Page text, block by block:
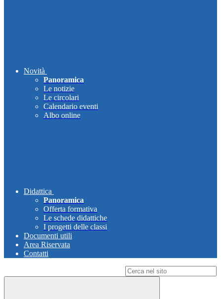
Novità
Panoramica
Le notizie
Le circolari
Calendario eventi
Albo online
Didattica
Panoramica
Offerta formativa
Le schede didattiche
I progetti delle classi
Documenti utili
Area Riservata
Contatti